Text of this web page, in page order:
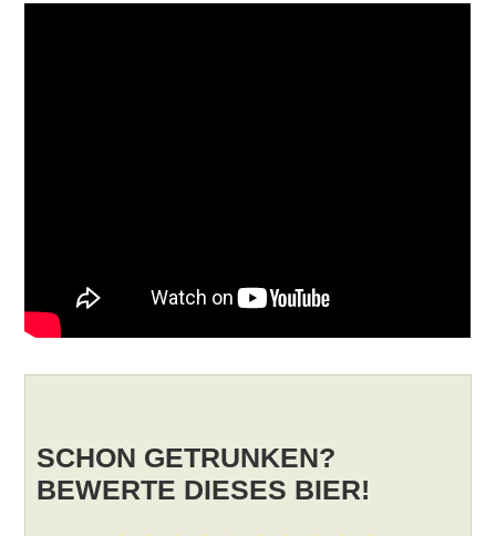
SCHON GETRUNKEN?
BEWERTE DIESES BIER!